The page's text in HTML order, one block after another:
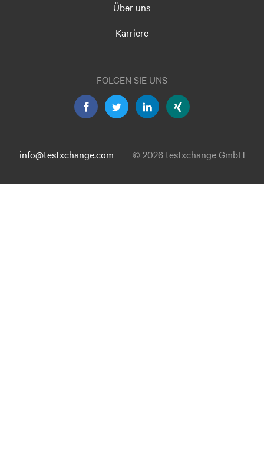
Über uns
Karriere
FOLGEN SIE UNS
info@testxchange.com © 2026 testxchange GmbH